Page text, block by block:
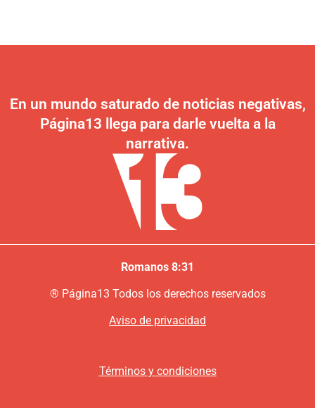
En un mundo saturado de noticias negativas,
Página13 llega para darle vuelta a la
narrativa.
Romanos 8:31
® Página13 Todos los derechos reservados
Aviso de privacidad
Términos y condiciones